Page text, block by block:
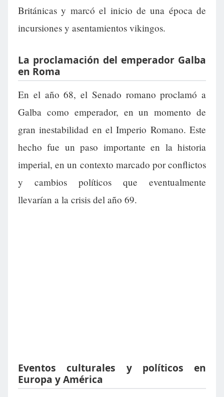
Británicas y marcó el inicio de una época de
incursiones y asentamientos vikingos.
La proclamación del emperador Galba
en Roma
En el año 68, el Senado romano proclamó a
Galba como emperador, en un momento de
gran inestabilidad en el Imperio Romano. Este
hecho fue un paso importante en la historia
imperial, en un contexto marcado por conflictos
y cambios políticos que eventualmente
llevarían a la crisis del año 69.
Eventos culturales y políticos en
Europa y América